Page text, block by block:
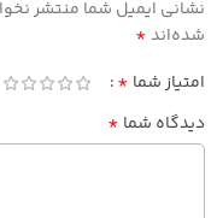
نشانی ایمیل شما منتشر
شده‌اند*
امتیاز شما *
دیدگاه شما *